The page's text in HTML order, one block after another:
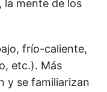
, la mente de los
frío-caliente,
etc.). Más
y se familiarizan